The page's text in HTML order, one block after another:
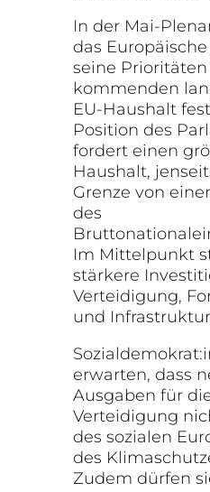
In der Mai-
das
seine
kommenden
EU-Haushalt
Position des
fordert einen
Haushalt,
Grenze von
des
Im Mittelpunkt
stärkere
Verteidigung,
und
erwarten, dass
Ausgaben für
Verteidigung
des sozialen
des
Zudem dürfen